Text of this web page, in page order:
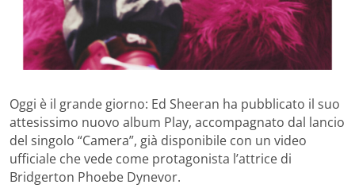
Oggi è il grande giorno: Ed Sheeran ha pubblicato il suo
attesissimo nuovo album Play, accompagnato dal lancio
del singolo “Camera”, già disponibile con un video
ufficiale che vede come protagonista l’attrice di
Bridgerton Phoebe Dynevor.